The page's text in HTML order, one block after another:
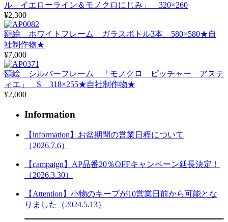
ル イエローライン＆モノクロにじみ」 320×260
¥2,300
額絵 ホワイトフレーム ガラスボトル3本 580×580★自
社制作物★
¥7,000
額絵 シルバーフレーム 「モノクロ ピッチャー アステ
ィエ」 S 318×255★自社制作物★
¥2,000
Information
【information】お盆期間の営業日程について
（2026.7.6）
【campaign】AP品番20％OFFキャンペーン延長決定！
（2026.3.30）
【Attention】小物のキープが10営業日前から可能とな
りました（2024.5.13）